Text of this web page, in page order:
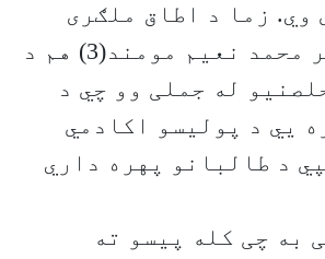
وي. زما د اطاق ملګری
مرحوم انجینر محمد نعیم مومند(3) هم د
له جملی وو چي د
يي د پولیسو اکادمي
د طالبانو پهره داري
به چی کله پیسو ته